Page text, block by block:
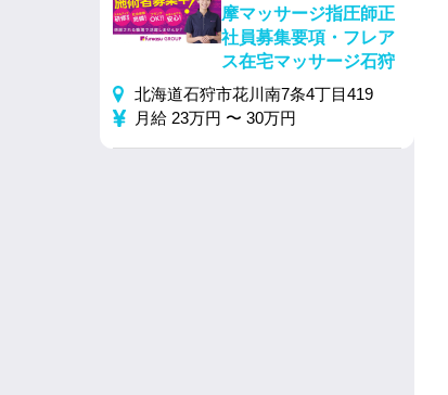
摩マッサージ指圧師正
社員募集要項・フレア
ス在宅マッサージ石狩
北海道石狩市花川南7条4丁目419
月給 23万円 〜 30万円